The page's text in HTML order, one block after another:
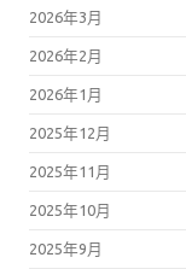
2026年3月
2026年2月
2026年1月
2025年12月
2025年11月
2025年10月
2025年9月